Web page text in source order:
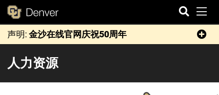
搜
切
声明: 金沙在线官网庆祝50周年
人力资源